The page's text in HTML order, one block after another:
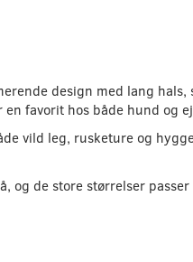
design med lang
favorit hos både hund og
vild leg, rusketure og
de store størrelser